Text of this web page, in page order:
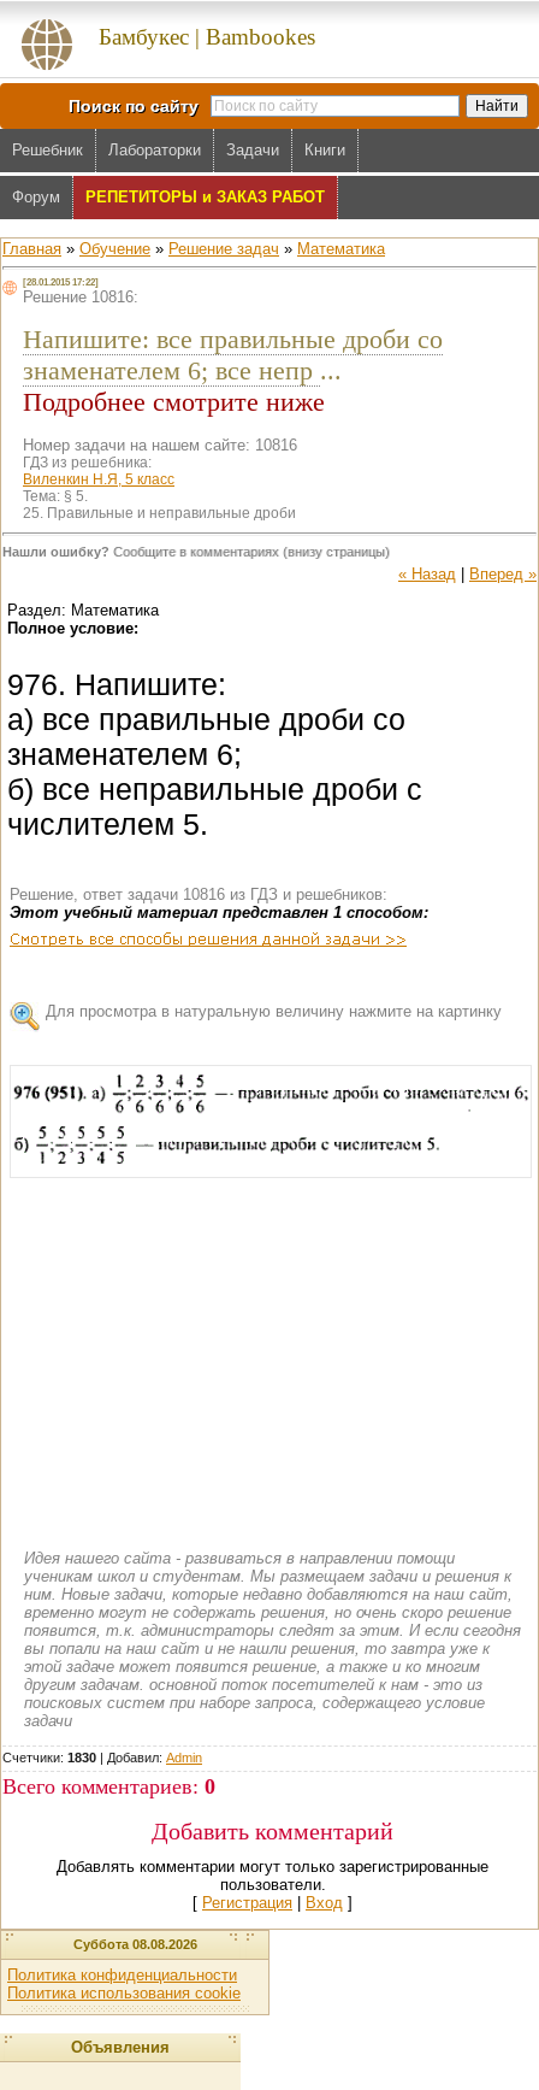
Бамбукес | Bambookes
Поиск по сайту
Решебник Лабораторки Задачи Книги
Форум РЕПЕТИТОРЫ и ЗАКАЗ РАБОТ
Главная » Обучение » Решение задач » Математика
[28.01.2015 17:22]
Решение 10816:
Напишите: все правильные дроби со
знаменателем 6; все непр ...
Подробнее смотрите ниже
Номер задачи на нашем сайте: 10816
ГДЗ из решебника:
Виленкин Н.Я, 5 класс
Тема: § 5.
25. Правильные и неправильные дроби
Нашли ошибку? Сообщите в комментариях (внизу страницы)
« Назад
Вперед »
Раздел: Математика
Полное условие:
976. Напишите:
а) все правильные дроби со
знаменателем 6;
б) все неправильные дроби с
числителем 5.
Решение, ответ задачи 10816 из ГДЗ и решебников:
Этот учебный материал представлен 1 способом:
Для просмотра в натуральную величину нажмите на картинку
Идея нашего сайта - развиваться в направлении помощи
ученикам школ и студентам. Мы размещаем задачи и решения к
ним. Новые задачи, которые недавно добавляются на наш сайт,
временно могут не содержать решения, но очень скоро решение
появится, т.к. администраторы следят за этим. И если сегодня
вы попали на наш сайт и не нашли решения, то завтра уже к
этой задаче может появится решение, а также и ко многим
другим задачам. основной поток посетителей к нам - это из
поисковых систем при наборе запроса, содержащего условие
задачи
Счетчики: 1830 | Добавил: Admin
Всего комментариев: 0
Добавить комментарий
Добавлять комментарии могут только зарегистрированные
пользователи.
[ Регистрация Вход ]
Суббота 08.08.2026
Политика конфиденциальности
Политика использования cookie
Объявления